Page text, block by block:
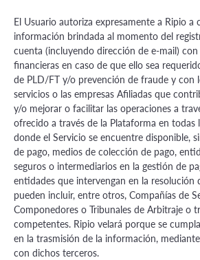
El Usuario autoriza expresamente a Ripio a
información brindada al momento del
cuenta (incluyendo dirección de e-mail)
financieras en caso de que ello sea
de PLD/FT y/o prevención de fraude y con
servicios o las empresas Afiliadas que
y/o mejorar o facilitar las operaciones a
ofrecido a través de la Plataforma en todas
donde el Servicio se encuentre disponible,
de pago, medios de colección de pago,
seguros o intermediarios en la gestión de
entidades que intervengan en la resolución
pueden incluir, entre otros, Compañías de
Componedores o Tribunales de Arbitraje o
competentes. Ripio velará porque se
en la trasmisión de la información,
con dichos terceros.